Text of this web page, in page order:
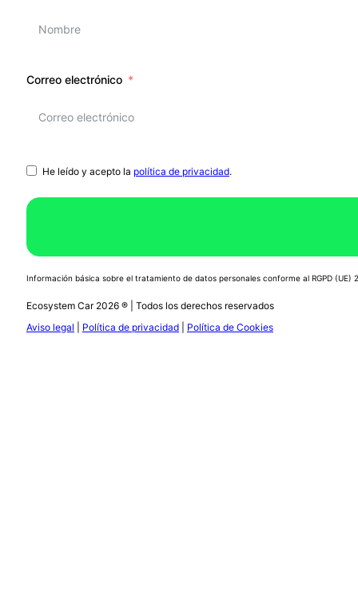
Correo electrónico
He leído y acepto la política de privacidad.
Información básica sobre el tratamiento de datos personales conforme al RGPD (UE)
Ecosystem Car 2026 ® | Todos los derechos reservados
Aviso legal
Política de privacidad Política de Cookies